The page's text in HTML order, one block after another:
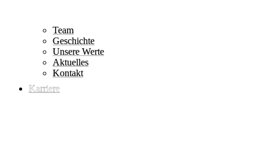
Team
Geschichte
Unsere Werte
Aktuelles
Kontakt
Karriere